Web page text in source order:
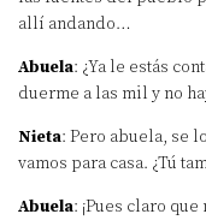
allí andando…
Abuela: ¿Ya le estás
duerme a las mil y no
Nieta: Pero abuela, se
vamos para casa. ¿Tú
Abuela: ¡Pues claro